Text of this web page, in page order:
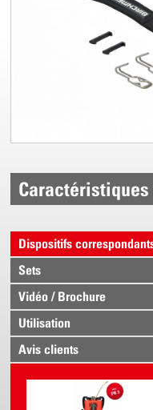
Dispositifs
Sets
Vidéo / Brochure
Utilisation
Avis clients